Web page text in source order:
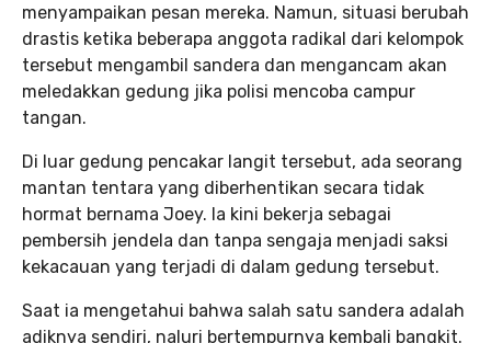
menyampaikan pesan mereka. Namun, situasi berubah
drastis ketika beberapa anggota radikal dari kelompok
tersebut mengambil sandera dan mengancam akan
meledakkan gedung jika polisi mencoba campur
tangan.
Di luar gedung pencakar langit tersebut, ada seorang
mantan tentara yang diberhentikan secara tidak
hormat bernama Joey. Ia kini bekerja sebagai
pembersih jendela dan tanpa sengaja menjadi saksi
kekacauan yang terjadi di dalam gedung tersebut.
Saat ia mengetahui bahwa salah satu sandera adalah
adiknya sendiri, naluri bertempurnya kembali bangkit.